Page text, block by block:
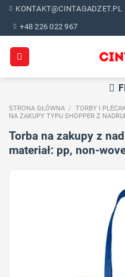
Skip
content
KONTAKT@CINTAGADZET.PL
+48 226 022 967
STRONA GŁÓWNA / TORBY I
NA ZAKUPY TYPU SHOPPER Z
Torba na zakupy z
materiał: pp, non-